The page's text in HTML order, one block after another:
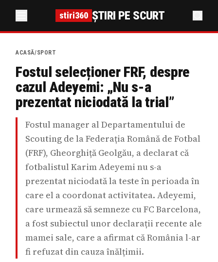
stiri360 ȘTIRI PE SCURT
ACASĂ/SPORT
Fostul selecționer FRF, despre
cazul Adeyemi: „Nu s-a
prezentat niciodată la trial”
Fostul manager al Departamentului de
Scouting de la Federația Română de Fotbal
(FRF), Gheorghiță Geolgău, a declarat că
fotbalistul Karim Adeyemi nu s-a
prezentat niciodată la teste în perioada în
care el a coordonat activitatea. Adeyemi,
care urmează să semneze cu FC Barcelona,
a fost subiectul unor declarații recente ale
mamei sale, care a afirmat că România l-ar
fi refuzat din cauza înălțimii.